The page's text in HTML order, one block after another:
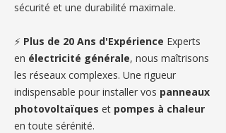
sécurité et une durabilité maximale.
⚡ Plus de 20 Ans d'Expérience Experts
en électricité générale, nous maîtrisons
les réseaux complexes. Une rigueur
indispensable pour installer vos panneaux
photovoltaïques et pompes à chaleur
en toute sérénité.